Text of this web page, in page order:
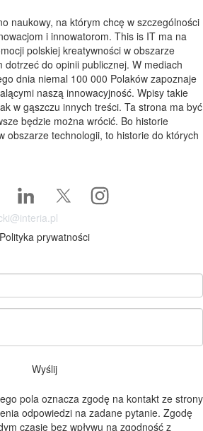
naukowy, na którym chcę w szczególności
i innowatorom. This is IT ma na
polskiej kreatywności w obszarze
dotrzeć do opinii publicznej. W mediach
dnia niemal 100 000 Polaków zapoznaje
naszą innowacyjność. Wpisy takie
w gąszczu innych treści. Ta strona ma być
będzie można wrócić. Bo historie
obszarze technologii, to historie do których
Polityka prywatności
Wyślij
pola oznacza zgodę na kontakt ze strony
odpowiedzi na zadane pytanie. Zgodę
czasie bez wpływu na zgodność z